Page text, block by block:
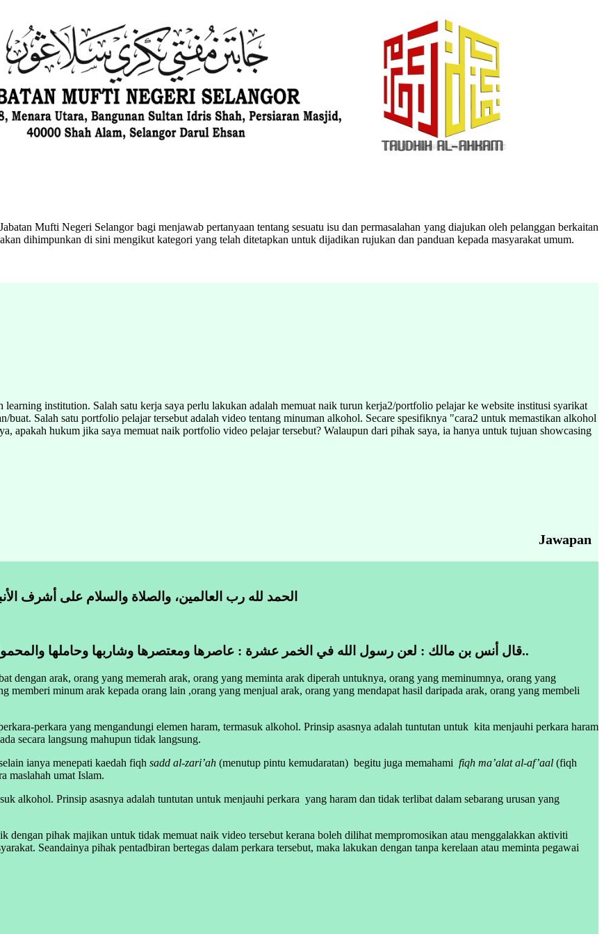
Mufti Negeri Selangor bagi menjawab pertanyaan tentang sesuatu isu dan permasalahan yang diajukan oleh pelanggan berkaitan
dihimpunkan di sini mengikut kategori yang telah ditetapkan untuk dijadikan rujukan dan panduan kepada masyarakat umum.
learning institution. Salah satu kerja saya perlu lakukan adalah memuat naik turun kerja2/portfolio pelajar ke website institusi syarikat
buat. Salah satu portfolio pelajar tersebut adalah video tentang minuman alkohol. Secare spesifiknya "cara2 untuk memastikan alkohol
apakah hukum jika saya memuat naik portfolio video pelajar tersebut? Walaupun dari pihak saya, ia hanya untuk tujuan showcasing
Jawapan
الحمد لله رب العالمين، والصلاة والسلام على أشرف
قال أنس بن مالك : لعن رسول الله في الخمر عشرة : عاصرها ومعتصرها وشاربها وحاملها والمحمولة إليه وساقيها وبائعها وآكل ثمنها والمشتري لها والمشتراة له..
dengan arak, orang yang memerah arak, orang yang meminta arak diperah untuknya, orang yang meminumnya, orang yang
memberi minum arak kepada orang lain ,orang yang menjual arak, orang yang mendapat hasil daripada arak, orang yang membeli
perkara yang mengandungi elemen haram, termasuk alkohol. Prinsip asasnya adalah tuntutan untuk kita menjauhi perkara haram
secara langsung mahupun tidak langsung.
ianya menepati kaedah fiqh sadd al-zari’ah (menutup pintu kemudaratan) begitu juga memahami fiqh ma’alat al-af’aal (fiqh
maslahah umat Islam.
alkohol. Prinsip asasnya adalah tuntutan untuk menjauhi perkara yang haram dan tidak terlibat dalam sebarang urusan yang
dengan pihak majikan untuk tidak memuat naik video tersebut kerana boleh dilihat mempromosikan atau menggalakkan aktiviti
Seandainya pihak pentadbiran bertegas dalam perkara tersebut, maka lakukan dengan tanpa kerelaan atau meminta pegawai